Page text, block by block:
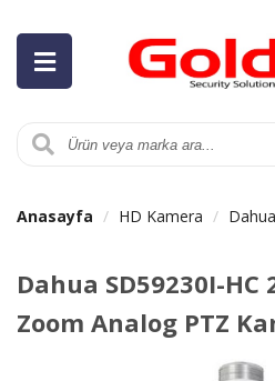
Anasayfa HD Kamera
Dahua SD59230I-
Zoom Analog PTZ